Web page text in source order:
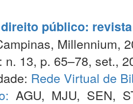
público:
Millennium,
n. 13, p. 65–78, set.,
Rede Virtual de
AGU, MJU, SEN,